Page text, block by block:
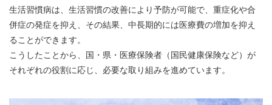
生活習慣病は、生活習慣の改善により予防が可能で、重症化や合
併症の発症を抑え、その結果、中長期的には医療費の増加を抑え
ることができます。
こうしたことから、国・県・医療保険者（国民健康保険など）が
それぞれの役割に応じ、必要な取り組みを進めています。